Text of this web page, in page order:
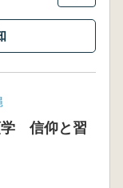
学 信仰と習